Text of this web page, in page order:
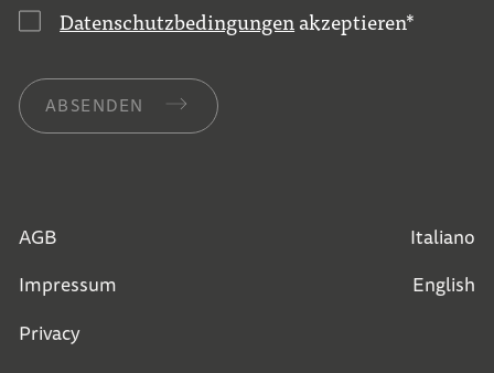
Datenschutzbedingungen akzeptieren*
ABSENDEN
AGB
Impressum
Privacy
Italiano
English